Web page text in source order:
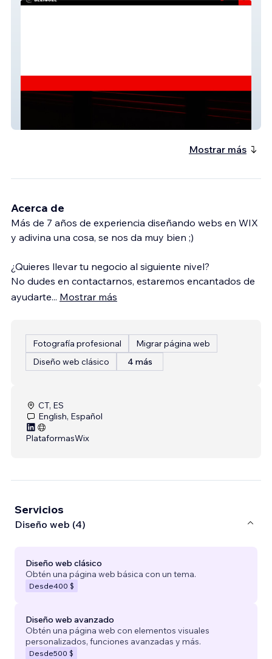
Mostrar más
Acerca de
Más de 7 años de experiencia diseñando webs en WIX
y adivina una cosa, se nos da muy bien ;)
¿Quieres llevar tu negocio al siguiente nivel?
No dudes en contactarnos, estaremos encantados de
ayudarte... Mostrar más
Fotografía profesional
Migrar página web
Diseño web clásico
4 más
CT, ES
English, Español
PlataformasWix
Servicios
Diseño web (4)
Diseño web clásico
Obtén una página web básica con un tema.
Desde400 $
Diseño web avanzado
Obtén una página web con elementos visuales
personalizados, funciones avanzadas y más.
Desde500 $